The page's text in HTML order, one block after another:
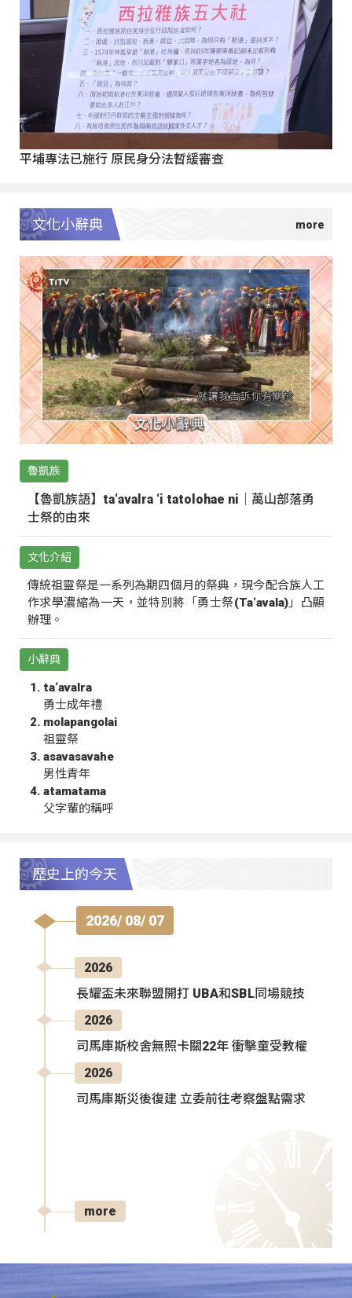
平埔專法已施行 原民身分法暫緩審查
文化小辭典
魯凱族
【魯凱族語】ta‘avalra ‘i tatolohae ni｜萬山部落勇
士祭的由來
文化介紹
傳統祖靈祭是一系列為期四個月的祭典，現今配合族人工
作求學濃縮為一天，並特別將「勇士祭(Ta‘avala)」凸顯
辦理。
小辭典
ta‘avalra
勇士成年禮
molapangolai
祖靈祭
asavasavahe
男性青年
atamatama
父字輩的稱呼
歷史上的今天
2026/ 08/ 07
2026
長耀盃未來聯盟開打 UBA和SBL同場競技
2026
司馬庫斯校舍無照卡關22年 衝擊童受教權
2026
司馬庫斯災後復建 立委前往考察盤點需求
more